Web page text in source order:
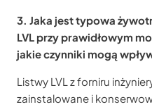
3. Jaka jest typowa
LVL przy prawidłowym
jakie czynniki mogą
Listwy LVL z forniru
zainstalowane i